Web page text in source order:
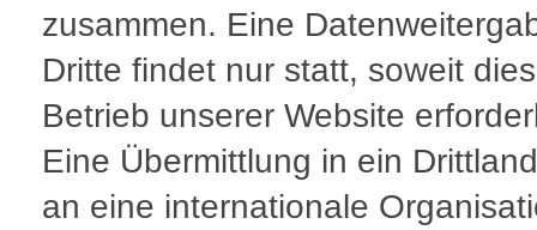
zusammen. Eine
Dritte findet nur statt, soweit
Betrieb unserer Website
Eine Übermittlung in ein
an eine internationale